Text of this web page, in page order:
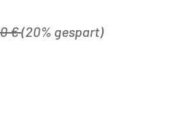
Preis:
€(20% gespart)